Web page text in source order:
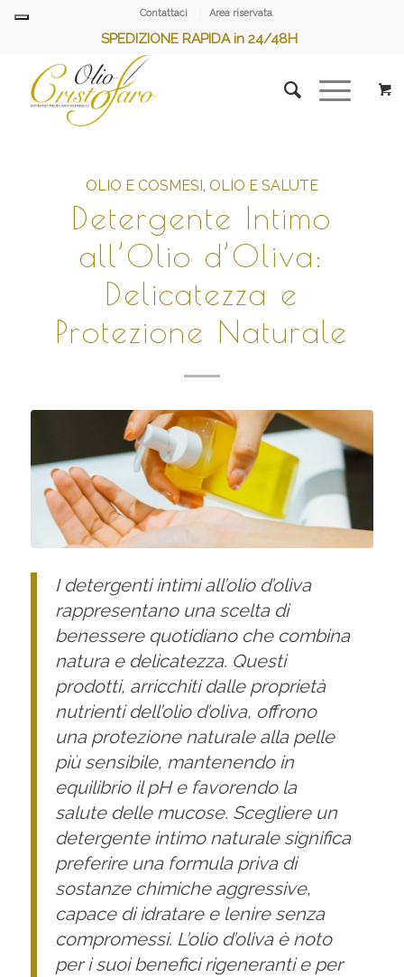
Contattaci Area riservata
SPEDIZIONE RAPIDA in 24/48H
OLIO E COSMESI, OLIO E SALUTE
Detergente Intimo
all’Olio d’Oliva:
Delicatezza e
Protezione Naturale
I detergenti intimi all’olio d’oliva
rappresentano una scelta di
benessere quotidiano che combina
natura e delicatezza. Questi
prodotti, arricchiti dalle proprietà
nutrienti dell’olio d’oliva, offrono
una protezione naturale alla pelle
più sensibile, mantenendo in
equilibrio il pH e favorendo la
salute delle mucose. Scegliere un
detergente intimo naturale significa
preferire una formula priva di
sostanze chimiche aggressive,
capace di idratare e lenire senza
compromessi. L’olio d’oliva è noto
per i suoi benefici rigeneranti e per